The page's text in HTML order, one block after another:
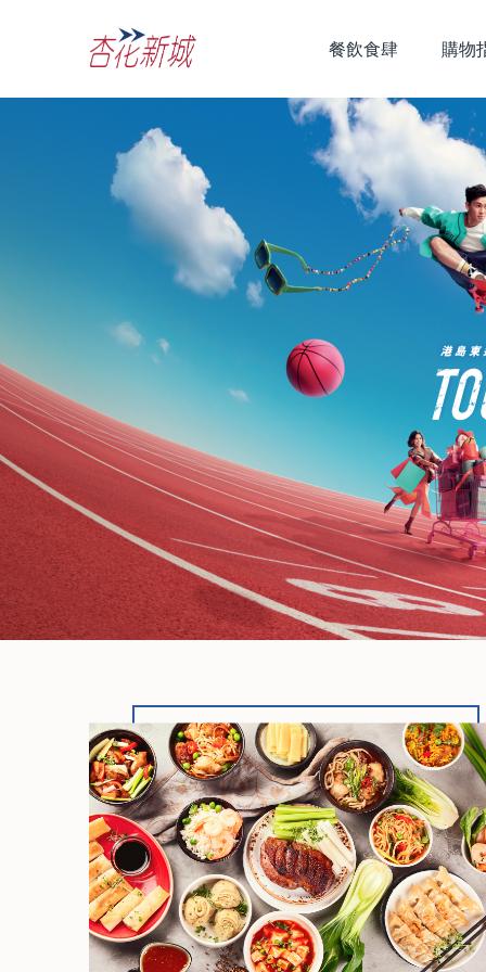
餐飲食肆 購物